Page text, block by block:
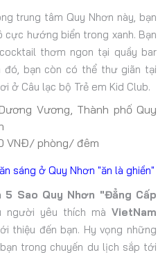
trung tâm Quy Nhơn này, bạn
hướng biển trong xanh. Bạn
thơm ngon tại quầy bar
đó, bạn còn có thể thư giãn tại
ở Câu lạc bộ Trẻ em Kid Club.
Vương, Thành phố Quy
VNĐ/ phòng/ đêm
sáng ở Quy Nhơn "ăn là ghiền"
5 Sao Quy Nhơn "Đẳng Cấp
người yêu thích mà VietNam
thiệu đến bạn. Hy vọng những
trong chuyến du lịch sắp tới